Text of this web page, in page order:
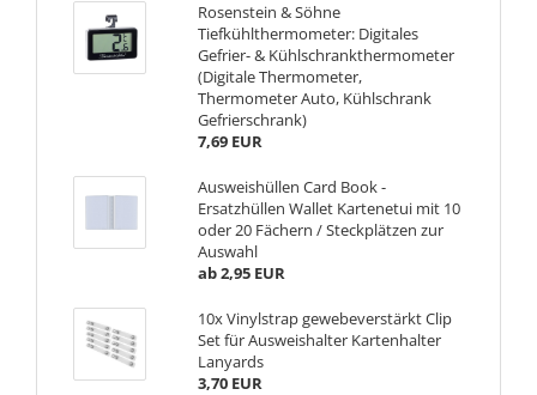
Rosenstein & Söhne
Tiefkühlthermometer: Digitales
Gefrier- & Kühlschrankthermometer
(Digitale Thermometer,
Thermometer Auto, Kühlschrank
Gefrierschrank)
7,69 EUR
Ausweishüllen Card Book -
Ersatzhüllen Wallet Kartenetui mit 10
oder 20 Fächern / Steckplätzen zur
Auswahl
ab 2,95 EUR
10x Vinylstrap gewebeverstärkt Clip
Set für Ausweishalter Kartenhalter
Lanyards
3,70 EUR